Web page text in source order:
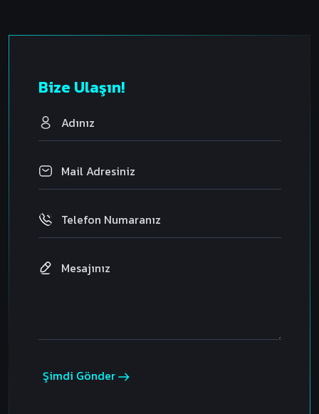
Bize Ulaşın!
Şimdi Gönder